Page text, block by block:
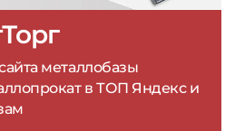
металлобазы
в ТОП Яндекс и